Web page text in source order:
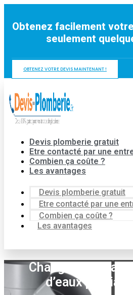
contenu
Obtenez facilement
seulement
OBTENEZ VOTRE DEVIS MAINTENANT !
Devis plomberie gratuit
Etre contacté par une
Combien ça coûte ?
Les avantages
Devis plomberie gratuit
Etre contacté par une
Combien ça coûte ?
Les avantages
Changer le tuyau
d’eaux